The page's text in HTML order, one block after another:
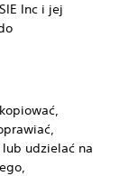
Inc i jej
udzielać na